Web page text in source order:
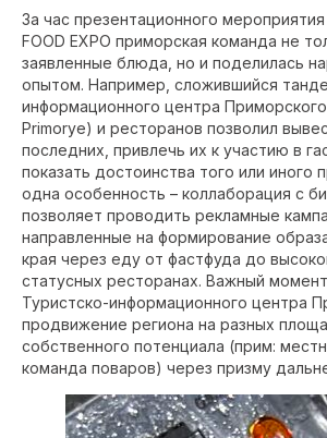
За час презентационного
FOOD EXPO приморская команда не
заявленные блюда, но и поделилась
опытом. Например, сложившийся
информационного центра
Primorye) и ресторанов позволил
последних, привлечь их к участию в
показать достоинства того или иного
одна особенность – коллаборация с
позволяет проводить рекламные
направленные на формирование
края через еду от фастфуда до
статусных ресторанах. Важный
Туристско-информационного центра
продвижение региона на разных
собственного потенциала (прим:
команда поваров) через призму